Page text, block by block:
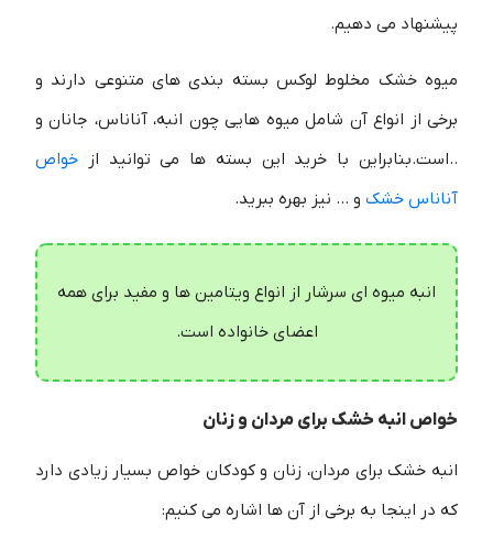
پیشنهاد می دهیم.
میوه خشک مخلوط لوکس بسته بندی های متنوعی دارند و
برخی از انواع آن شامل میوه هایی چون انبه، آناناس، جانان و
..است.بنابراین با خرید این بسته ها می توانید از خواص
آناناس خشک و … نیز بهره ببرید.
انبه میوه ای سرشار از انواع ویتامین ها و مفید برای همه
اعضای خانواده است.
خواص انبه خشک برای مردان و زنان
انبه خشک برای مردان، زنان و کودکان خواص بسیار زیادی دارد
که در اینجا به برخی از آن ها اشاره می کنیم: